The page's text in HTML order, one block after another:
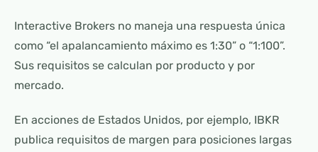
Interactive Brokers no maneja una respuesta única
como “el apalancamiento máximo es 1:30” o “1:100”.
Sus requisitos se calculan por producto y por
mercado.
En acciones de Estados Unidos, por ejemplo, IBKR
publica requisitos de margen para posiciones largas